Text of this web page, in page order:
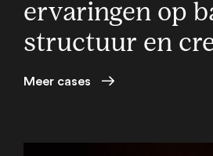
ervaringen op
structuur en
Meer cases